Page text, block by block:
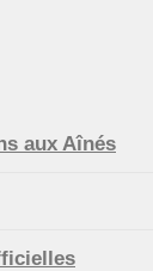
aux Aînés